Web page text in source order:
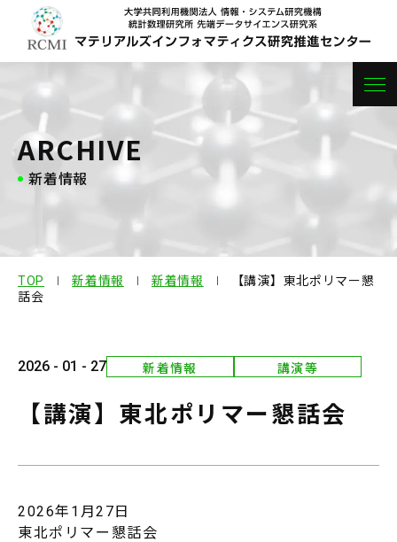
センター概要
研究紹介
メンバー
お問い合わせ採用情報
新着情報
ARCHIVE
TOP 新着情報 新着情報
【講演】東北ポリマー懇
話会
2026 - 01 - 27 新着情報 講演等
【講演】東北ポリマー懇話会
2026年1月27日
東北ポリマー懇話会